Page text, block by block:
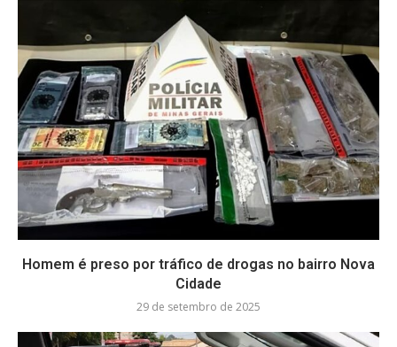
Homem é preso por tráfico de drogas no bairro Nova
Cidade
29 de setembro de 2025